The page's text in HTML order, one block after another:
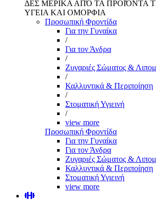
ΔΕΣ ΜΕΡΙΚΑ ΑΠΌ ΤΑ ΠΡΟΪΌΝΤΑ
ΥΓΕΙΑ ΚΑΙ ΟΜΟΡΦΙΑ
Προσωπική Φροντίδα
Για την Γυναίκα
/
Για τον Άνδρα
/
Ζυγαριές Σώματος &
/
Καλλυντικά & Περιποίηση
/
Στοματική Υγιεινή
/
view more
Προσωπική Φροντίδα
Για την Γυναίκα
Για τον Άνδρα
Ζυγαριές Σώματος &
Καλλυντικά & Περιποίηση
Στοματική Υγιεινή
view more